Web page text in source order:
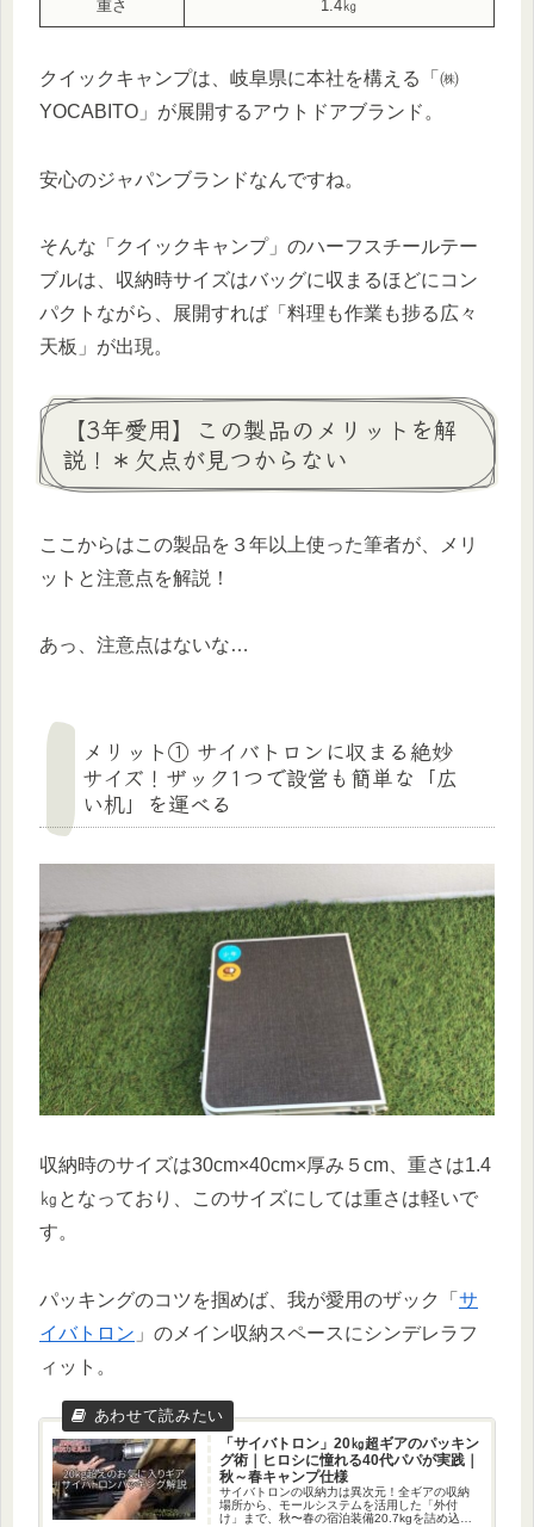
重さ 1.4㎏
クイックキャンプは、岐阜県に本社を構える「㈱
YOCABITO」が展開するアウトドアブランド。
安心のジャパンブランドなんですね。
そんな「クイックキャンプ」のハーフスチールテー
ブルは、収納時サイズはバッグに収まるほどにコン
パクトながら、展開すれば「料理も作業も捗る広々
天板」が出現。
【3年愛用】この製品のメリットを解
説！＊欠点が見つからない
ここからはこの製品を３年以上使った筆者が、メリ
ットと注意点を解説！
あっ、注意点はないな…
メリット① サイバトロンに収まる絶妙
サイズ！ザック1つで設営も簡単な「広
い机」を運べる
収納時のサイズは30cm×40cm×厚み５cm、重さは1.4
㎏となっており、このサイズにしては重さは軽いで
す。
パッキングのコツを掴めば、我が愛用のザック「 サ
イバトロン 」のメイン収納スペースにシンデレラフ
ィット。
「サイバトロン」20㎏超ギアのパッキン
グ術｜ヒロシに憧れる40代パパが実践｜
秋～春キャンプ仕様
サイバトロンの収納力は異次元！全ギアの収納
場所から、モールシステムを活用した「外付
け」まで、秋〜春の宿泊装備20.7kgを詰め込む